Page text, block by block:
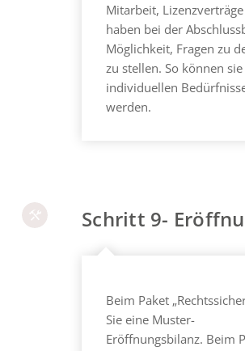
Mitarbeit, Lizenzverträge
haben bei der
Möglichkeit, Fragen zu
zu stellen. So können
individuellen
werden.
Schritt 9-
Beim Paket
Sie eine Muster-
Eröffnungsbilanz. Beim